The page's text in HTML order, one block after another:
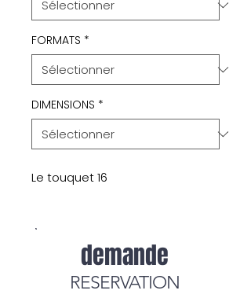
FORMATS *
DIMENSIONS *
Le touquet 16
demande
RESERVATION